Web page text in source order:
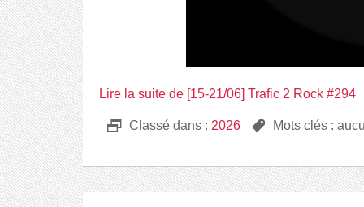
Lire la suite de [15-21/06] Trafic 2 Rock #294
D Classé dans : 2026 , Mots clés :